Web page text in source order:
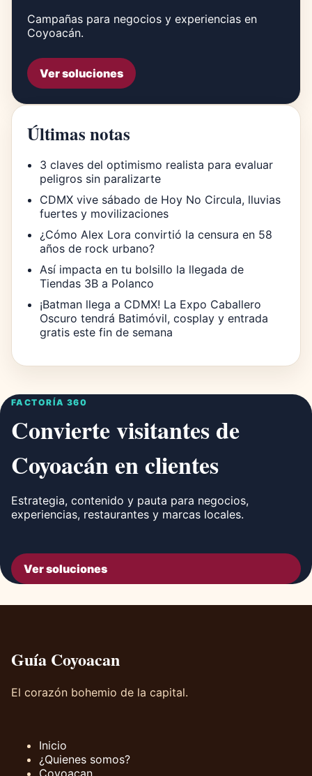
Campañas para negocios y experiencias en
Coyoacán.
Ver soluciones
Últimas notas
3 claves del optimismo realista para evaluar
peligros sin paralizarte
CDMX vive sábado de Hoy No Circula, lluvias
fuertes y movilizaciones
¿Cómo Alex Lora convirtió la censura en 58
años de rock urbano?
Así impacta en tu bolsillo la llegada de
Tiendas 3B a Polanco
¡Batman llega a CDMX! La Expo Caballero
Oscuro tendrá Batimóvil, cosplay y entrada
gratis este fin de semana
FACTORÍA 360
Convierte visitantes de
Coyoacán en clientes
Estrategia, contenido y pauta para negocios,
experiencias, restaurantes y marcas locales.
Ver soluciones
Guía Coyoacan
El corazón bohemio de la capital.
Inicio
¿Quienes somos?
Coyoacan